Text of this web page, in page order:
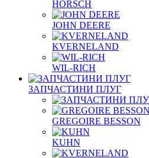
HORSCH
JOHN DEERE
KVERNELAND
WIL-RICH
ЗАПЧАСТИНИ ПЛУГ
GREGOIRE BESSON
KUHN